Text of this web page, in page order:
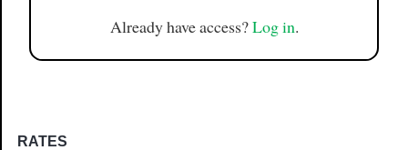
Already have access?Log in.
RATES